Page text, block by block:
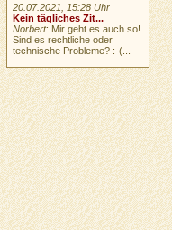
20.07.2021, 15:28 Uhr
Kein tägliches Zit...
Norbert: Mir geht es auch so!
Sind es rechtliche oder
technische Probleme? :-(...